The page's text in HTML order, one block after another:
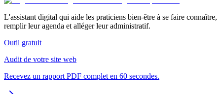
L'assistant digital qui aide les praticiens bien-être à se faire connaître,
remplir leur agenda et alléger leur administratif.
Outil gratuit
Audit de votre site web
Recevez un rapport PDF complet en 60 secondes.